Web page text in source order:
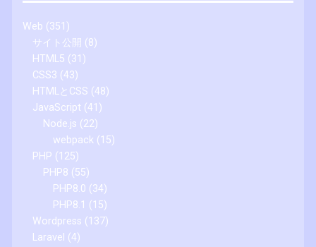
Web (351)
サイト公開 (8)
HTML5 (31)
CSS3 (43)
HTMLとCSS (48)
JavaScript (41)
Node.js (22)
webpack (15)
PHP (125)
PHP8 (55)
PHP8.0 (34)
PHP8.1 (15)
Wordpress (137)
Laravel (4)